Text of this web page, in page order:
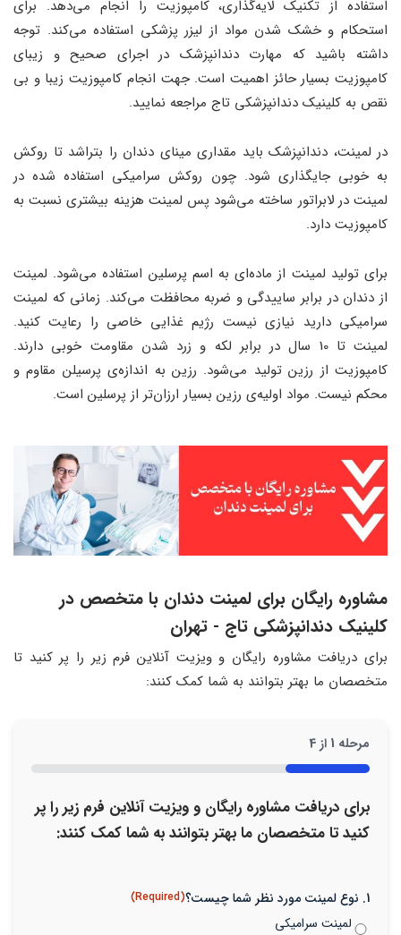
استفاده از تکنیک لایه‌گذاری، کامپوزیت را انجام می‌دهد. برای
استحکام و خشک شدن مواد از لیزر پزشکی استفاده می‌کند. توجه
داشته باشید که مهارت دندانپزشک در اجرای صحیح و زیبای
کامپوزیت بسیار حائز اهمیت است. جهت انجام کامپوزیت زیبا و بی
نقص به کلینیک دندانپزشکی تاج مراجعه نمایید.
در لمینت، دندانپزشک باید مقداری مینای دندان را بتراشد تا روکش
به خوبی جایگذاری شود. چون روکش سرامیکی استفاده شده در
لمینت در لابراتور ساخته می‌شود پس لمینت هزینه بیشتری نسبت به
کامپوزیت دارد.
برای تولید لمینت از ماده‌ای به اسم پرسلین استفاده می‌شود. لمینت
از دندان در برابر ساییدگی و ضربه محافظت می‌کند. زمانی که لمینت
سرامیکی دارید نیازی نیست رژیم غذایی خاصی را رعایت کنید.
لمینت‌ تا 10 سال در برابر لکه و زرد شدن مقاومت خوبی دارند.
کامپوزیت از رزین تولید می‌شود. رزین به اندازه‌ی پرسیلن مقاوم و
محکم نیست. مواد اولیه‌ی رزین بسیار ارزان‌تر از پرسلین است.
مشاوره رایگان برای لمینت دندان با متخصص در
کلینیک دندانپزشکی تاج - تهران
برای دریافت مشاوره رایگان و ویزیت آنلاین فرم زیر را پر کنید تا
متخصصان ما بهتر بتوانند به شما کمک کنند:
مرحله 1 از 4
25%
برای دریافت مشاوره رایگان و ویزیت آنلاین فرم زیر را پر
کنید تا متخصصان ما بهتر بتوانند به شما کمک کنند:
1. نوع لمینت مورد نظر شما چیست؟ (Required)
لمینت سرامیکی